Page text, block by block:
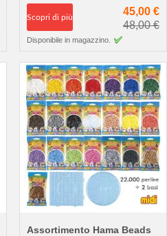
Scopri di più
45,00 €
48,00 €
Disponibile in magazzino.
Assortimento Hama Beads